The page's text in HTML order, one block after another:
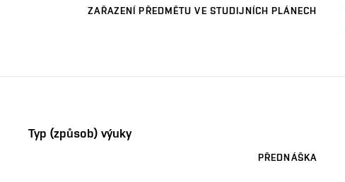
ZAŘAZENÍ PŘEDMĚTU VE STUDIJNÍCH PLÁNECH
Typ (způsob) výuky
PŘEDNÁŠKA